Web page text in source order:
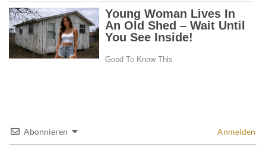
Abonnieren Anmelden